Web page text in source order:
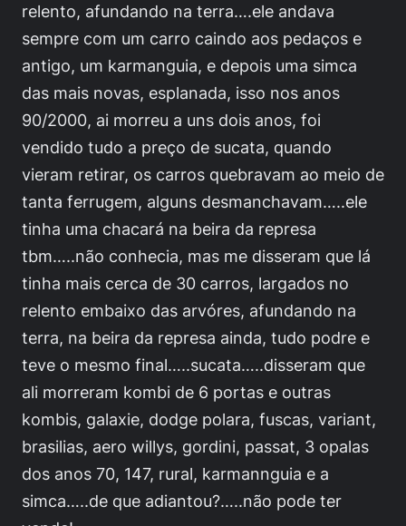
relento, afundando na terra….ele andava
sempre com um carro caindo aos pedaços e
antigo, um karmanguia, e depois uma simca
das mais novas, esplanada, isso nos anos
90/2000, ai morreu a uns dois anos, foi
vendido tudo a preço de sucata, quando
vieram retirar, os carros quebravam ao meio de
tanta ferrugem, alguns desmanchavam…..ele
tinha uma chacará na beira da represa
tbm…..não conhecia, mas me disseram que lá
tinha mais cerca de 30 carros, largados no
relento embaixo das arvóres, afundando na
terra, na beira da represa ainda, tudo podre e
teve o mesmo final…..sucata…..disseram que
ali morreram kombi de 6 portas e outras
kombis, galaxie, dodge polara, fuscas, variant,
brasilias, aero willys, gordini, passat, 3 opalas
dos anos 70, 147, rural, karmannguia e a
simca…..de que adiantou?…..não pode ter